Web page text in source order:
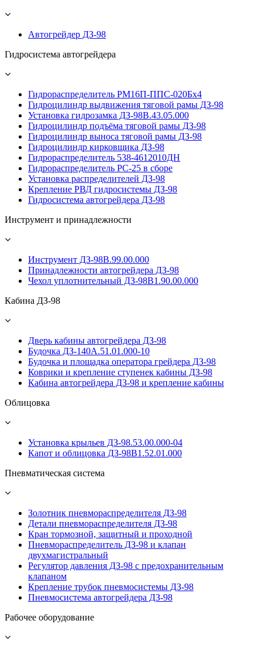
Автогрейдер ДЗ-98
Гидросистема автогрейдера
Гидрораспределитель РМ16П-ППС-020Бх4
Гидроцилиндр выдвижения тяговой рамы ДЗ-98
Установка гидрозамка ДЗ-98В.43.05.000
Гидроцилиндр подъёма тяговой рамы ДЗ-98
Гидроцилиндр выноса тяговой рамы ДЗ-98
Гидроцилиндр кирковщика ДЗ-98
Гидрораспределитель 538-4612010ДН
Гидрораспределитель PС-25 в сборе
Установка распределителей ДЗ-98
Крепление РВД гидросистемы ДЗ-98
Гидросистема автогрейдера ДЗ-98
Инструмент и принадлежности
Инструмент ДЗ-98В.99.00.000
Принадлежности автогрейдера ДЗ-98
Чехол уплотнительный ДЗ-98В1.90.00.000
Кабина ДЗ-98
Дверь кабины автогрейдера ДЗ-98
Будочка ДЗ-140А.51.01.000-10
Будочка и площадка оператора грейдера ДЗ-98
Коврики и крепление ступенек кабины ДЗ-98
Кабина автогрейдера ДЗ-98 и крепление кабины
Облицовка
Установка крыльев ДЗ-98.53.00.000-04
Капот и облицовка ДЗ-98В1.52.01.000
Пневматическая система
Золотник пневмораспределителя ДЗ-98
Детали пневмораспределителя ДЗ-98
Кран тормозной, защитный и проходной
Пневмораспределитель ДЗ-98 и клапан
двухмагистральный
Регулятор давления ДЗ-98 с предохранительным
клапаном
Крепление трубок пневмосистемы ДЗ-98
Пневмосистема автогрейдера ДЗ-98
Рабочее оборудование